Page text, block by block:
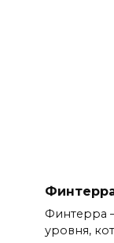
Финтерра
уровня,